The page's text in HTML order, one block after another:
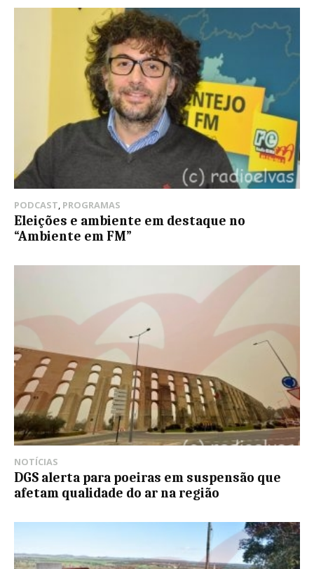
PODCAST PROGRAMAS
Eleições e ambiente em destaque no
“Ambiente em FM”
NOTÍCIAS
DGS alerta para poeiras em suspensão que
afetam qualidade do ar na região